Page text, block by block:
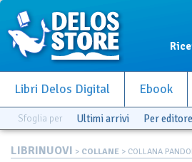
Libri Delos Digital Ebook
Sfoglia per Ultimi arrivi Per editore
LIBRINUOVI > COLLANE > COLLANA